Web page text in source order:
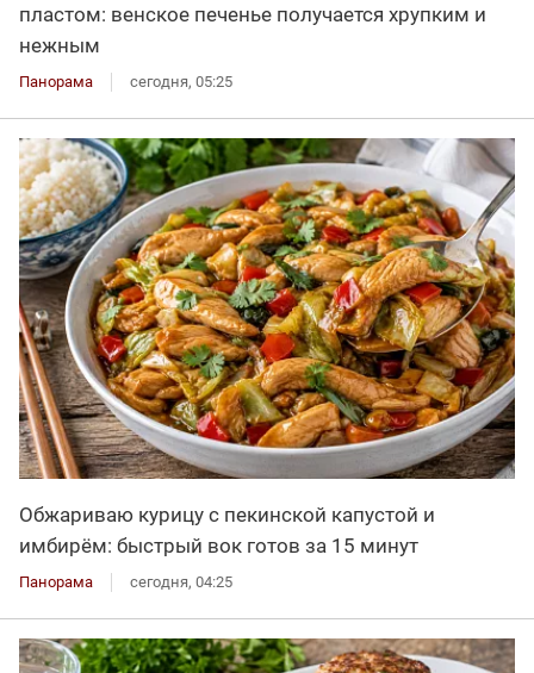
пластом: венское печенье получается хрупким и
нежным
Панорама сегодня, 05:25
Обжариваю курицу с пекинской капустой и
имбирём: быстрый вок готов за 15 минут
Панорама сегодня, 04:25